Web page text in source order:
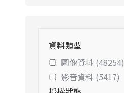
資料類型
圖像資料 (48254)
影音資料 (5417)